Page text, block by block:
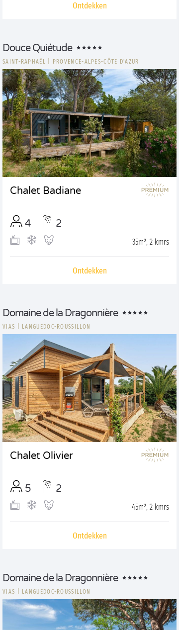
Ontdekken
Douce Quiétude
SAINT-RAPHAËL PROVENCE-ALPES-CÔTE D'AZUR
Chalet Badiane
4 2
35m², 2 kmrs
Ontdekken
Domaine de la Dragonnière
VIAS LANGUEDOC-ROUSSILLON
Chalet Olivier
5 2
45m², 2 kmrs
Ontdekken
Domaine de la Dragonnière
VIAS LANGUEDOC-ROUSSILLON